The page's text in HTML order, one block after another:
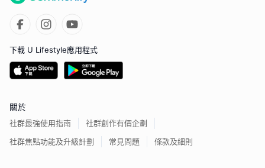
下載 U Lifestyle應用程式
關於
社群最強使用指南
社群創作有價企劃
社群焦點功能及升級計劃
常見問題 條款及細則